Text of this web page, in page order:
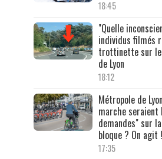
18:45
"Quelle
individus filmés
trottinette sur le
de Lyon
18:12
Métropole de
marche seraient
demandes" sur
bloque ? On agit
17:35